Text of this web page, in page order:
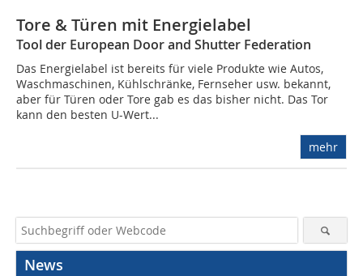
Tore & Türen mit Energielabel
Tool der European Door and Shutter Federation
Das Energielabel ist bereits für viele Produkte wie Autos,
Waschmaschinen, Kühlschränke, Fernseher usw. bekannt,
aber für Türen oder Tore gab es das bisher nicht. Das Tor
kann den besten U-Wert...
mehr
News